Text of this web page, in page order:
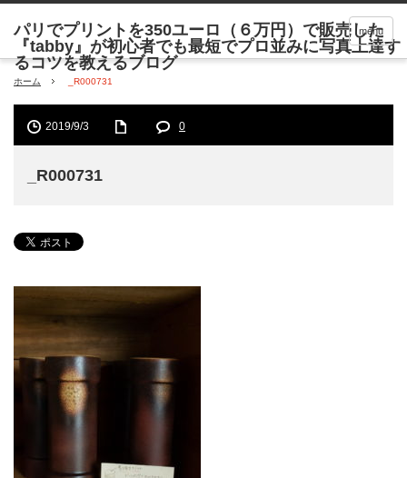
menu
ホーム _R000731
2019/9/3 0
_R000731